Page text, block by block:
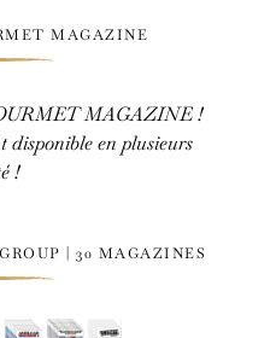
MAGAZINE
MAGAZINE !
disponible en plusieurs
!
| 30 MAGAZINES